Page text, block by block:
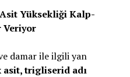
Yüksekliği Kalp-
Veriyor
damar ile ilgili yan
trigliserid adı